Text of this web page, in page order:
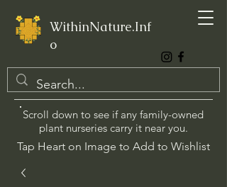
WithinNature.Inf
o
Scroll down to see if any family-owned
plant nurseries carry it near you.
Tap Heart on Image to Add to Wishlist